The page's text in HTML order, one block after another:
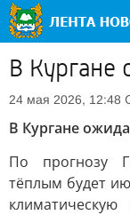
В Кургане
24 мая 2026, 12:48
В Кургане
По прогнозу
тёплым будет